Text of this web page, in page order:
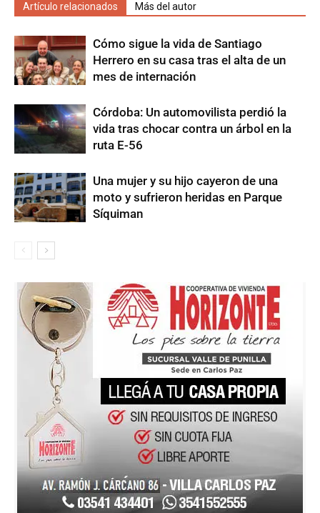
Artículo relacionados Más del autor
Cómo sigue la vida de Santiago
Herrero en su casa tras el alta de un
mes de internación
Córdoba: Un automovilista perdió la
vida tras chocar contra un árbol en la
ruta E-56
Una mujer y su hijo cayeron de una
moto y sufrieron heridas en Parque
Síquiman